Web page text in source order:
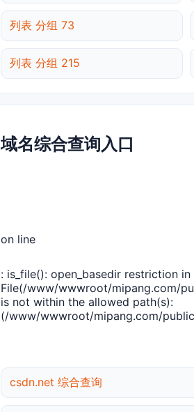
列表 分组 73
列表 分组 215
域名综合查询入口
on line
: is_file(): open_basedir restriction
File(/www/wwwroot/mipang.com/
is not within the allowed path(s):
(/www/wwwroot/mipang.com/
csdn.net 综合查询